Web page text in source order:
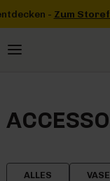
++++++ Jetzt
ALLES